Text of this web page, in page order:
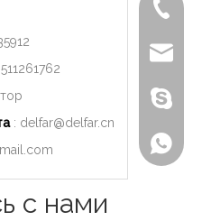
: delfar@delfar.cn
с нами
+86-
+86-